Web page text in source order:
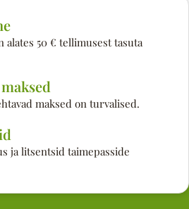
alates 50 € tellimusest tasuta
maksed on turvalised.
ja litsentsid taimepasside